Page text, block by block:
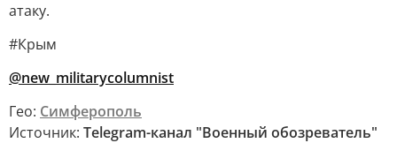
атаку.
#Крым
@new_militarycolumnist
Гео: Симферополь
Источник: Telegram-канал "Военный обозреватель"